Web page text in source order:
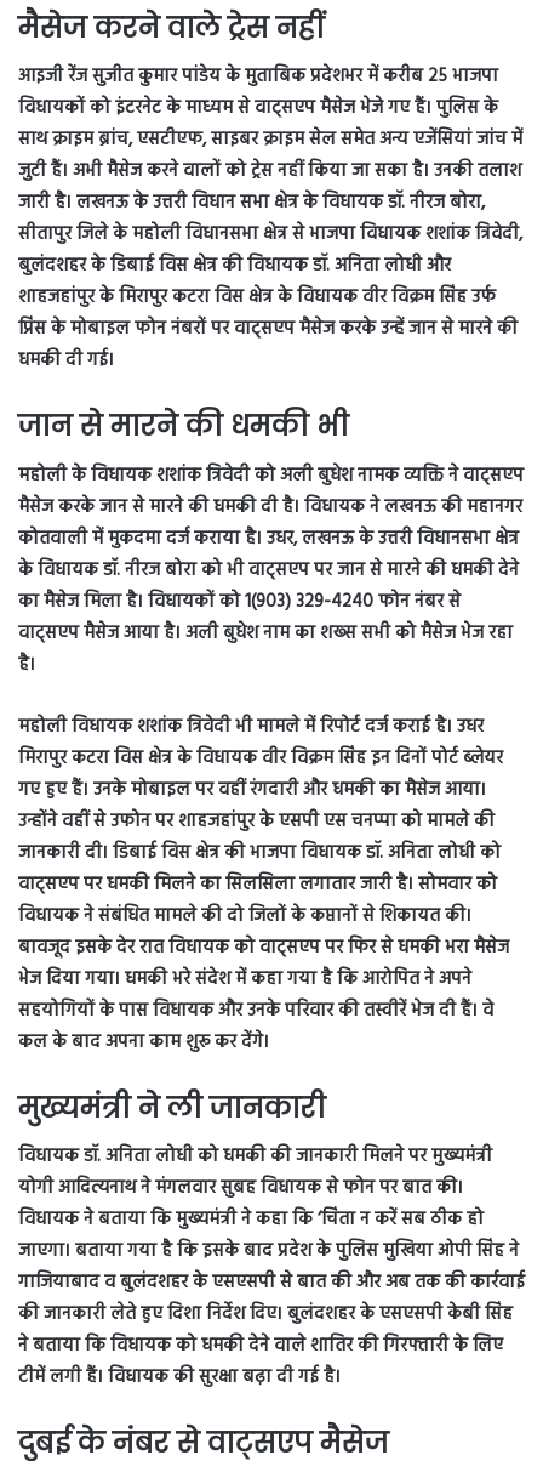
मैसेज करने वाले ट्रेस नहीं
आइजी रेंज सुजीत कुमार पांडेय के मुताबिक प्रदेशभर में करीब 25 भाजपा
विधायकों को इंटरनेट के माध्यम से वाट्सएप मैसेज भेजे गए हैं। पुलिस के
साथ क्राइम ब्रांच, एसटीएफ, साइबर क्राइम सेल समेत अन्य एजेंसियां जांच में
जुटी हैं। अभी मैसेज करने वालों को ट्रेस नहीं किया जा सका है। उनकी तलाश
जारी है। लखनऊ के उत्तरी विधान सभा क्षेत्र के विधायक डॉ. नीरज बोरा,
सीतापुर जिले के महोली विधानसभा क्षेत्र से भाजपा विधायक शशांक त्रिवेदी,
बुलंदशहर के डिबाई विस क्षेत्र की विधायक डॉ. अनिता लोधी और
शाहजहांपुर के मिरापुर कटरा विस क्षेत्र के विधायक वीर विक्रम सिंह उर्फ
प्रिंस के मोबाइल फोन नंबरों पर वाट्सएप मैसेज करके उन्हें जान से मारने की
धमकी दी गई।
जान से मारने की धमकी भी
महोली के विधायक शशांक त्रिवेदी को अली बुधेश नामक व्यक्ति ने वाट्सएप
मैसेज करके जान से मारने की धमकी दी है। विधायक ने लखनऊ की महानगर
कोतवाली में मुकदमा दर्ज कराया है। उधर, लखनऊ के उत्तरी विधानसभा क्षेत्र
के विधायक डॉ. नीरज बोरा को भी वाट्सएप पर जान से मारने की धमकी देने
का मैसेज मिला है। विधायकों को 1(903) 329-4240 फोन नंबर से
वाट्सएप मैसेज आया है। अली बुधेश नाम का शख्स सभी को मैसेज भेज रहा
है।
महोली विधायक शशांक त्रिवेदी भी मामले में रिपोर्ट दर्ज कराई है। उधर
मिरापुर कटरा विस क्षेत्र के विधायक वीर विक्रम सिंह इन दिनों पोर्ट ब्लेयर
गए हुए हैं। उनके मोबाइल पर वहीं रंगदारी और धमकी का मैसेज आया।
उन्होंने वहीं से उफोन पर शाहजहांपुर के एसपी एस चनप्पा को मामले की
जानकारी दी। डिबाई विस क्षेत्र की भाजपा विधायक डॉ. अनिता लोधी को
वाट्सएप पर धमकी मिलने का सिलसिला लगातार जारी है। सोमवार को
विधायक ने संबंधित मामले की दो जिलों के कप्तानों से शिकायत की।
बावजूद इसके देर रात विधायक को वाट्सएप पर फिर से धमकी भरा मैसेज
भेज दिया गया। धमकी भरे संदेश में कहा गया है कि आरोपित ने अपने
सहयोगियों के पास विधायक और उनके परिवार की तस्वीरें भेज दी हैं। वे
कल के बाद अपना काम शुरू कर देंगे।
मुख्यमंत्री ने ली जानकारी
विधायक डॉ. अनिता लोधी को धमकी की जानकारी मिलने पर मुख्यमंत्री
योगी आदित्यनाथ ने मंगलवार सुबह विधायक से फोन पर बात की।
विधायक ने बताया कि मुख्यमंत्री ने कहा कि ‘चिंता न करें सब ठीक हो
जाएगा। बताया गया है कि इसके बाद प्रदेश के पुलिस मुखिया ओपी सिंह ने
गाजियाबाद व बुलंदशहर के एसएसपी से बात की और अब तक की कार्रवाई
की जानकारी लेते हुए दिशा निर्देश दिए। बुलंदशहर के एसएसपी केबी सिंह
ने बताया कि विधायक को धमकी देने वाले शातिर की गिरफ्तारी के लिए
टीमें लगी हैं। विधायक की सुरक्षा बढ़ा दी गई है।
दुबई के नंबर से वाट्सएप मैसेज